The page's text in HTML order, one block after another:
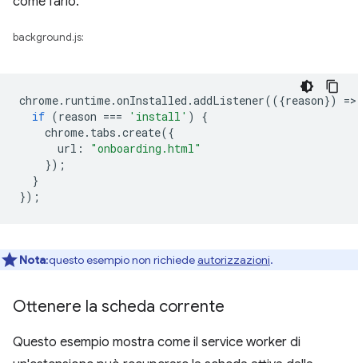
background.js:
chrome. runtime.onInstalled .addListener(({reason}) =>
if (reason === 'install' )
{
chrome. tabs .create({
url :
"onboarding.html"
});
}
});
Nota:questo esempio non richiedeautorizzazioni.
Ottenere la scheda corrente
Questo esempio mostra come il service worker di